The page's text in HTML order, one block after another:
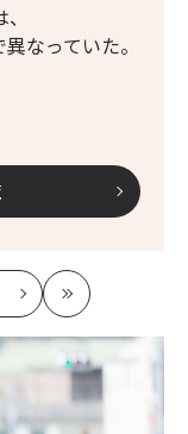
なっていた。
記
事
最
新